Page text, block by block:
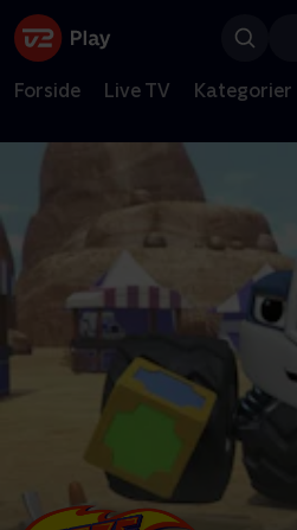
Forside Live TV Kategorier